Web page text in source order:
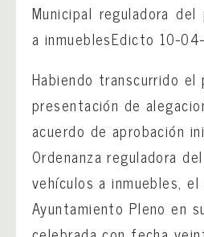
Municipal reguladora
a inmueblesEdicto 10-
Habiendo transcurrido el
presentación de
acuerdo de aprobación
Ordenanza reguladora
vehículos a inmuebles, el
Ayuntamiento Pleno en